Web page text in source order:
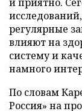
регулярные
влияют на
систему и
намного
По словам
Россия» на